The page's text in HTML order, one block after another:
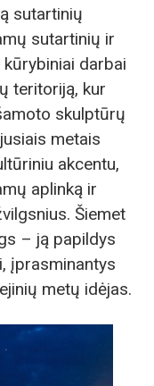
sutartinių
sutartinių ir
darbai
teritoriją, kur
skulptūrų
metais
akcentu,
aplinką ir
Šiemet
– ją papildys
įprasminantys
metų idėjas.